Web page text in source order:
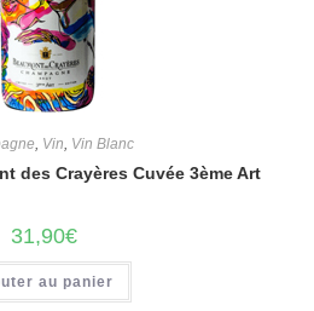
, Vin, Vin Blanc
des Crayères Cuvée 3ème Art
31,90€
au panier